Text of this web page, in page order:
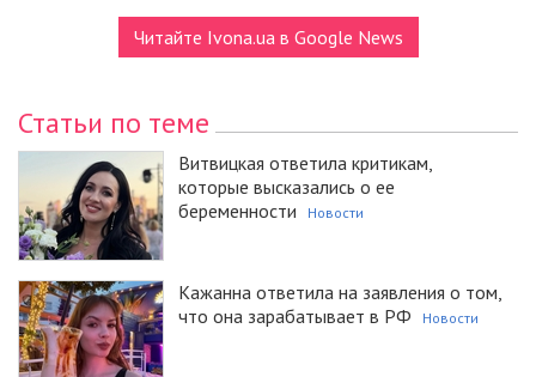
Читайте Ivona.ua в Google News
Статьи по теме
Витвицкая ответила критикам,
которые высказались о ее
беременности
Новости
Кажанна ответила на заявления о том,
что она зарабатывает в РФ
Новости